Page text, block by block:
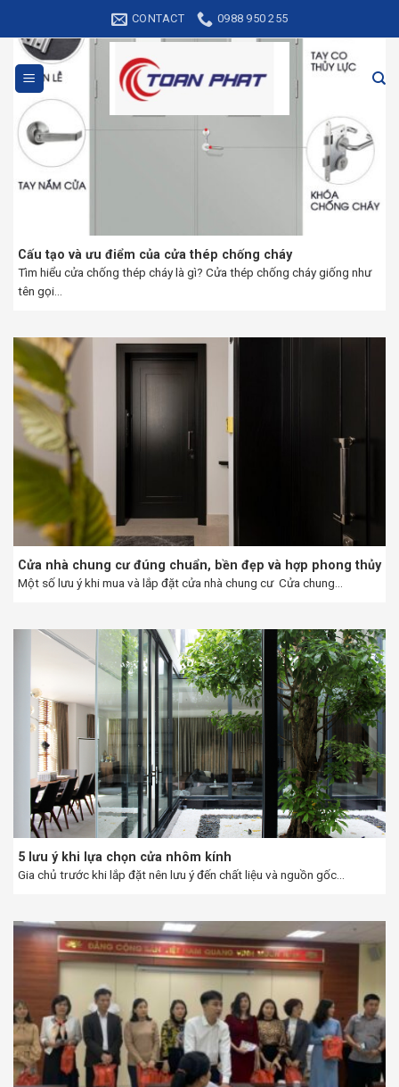
content
CONTACT 0988 950 255
Cấu tạo và ưu điểm của cửa thép chống cháy
Tìm hiểu cửa chống thép cháy là gì? Cửa thép chống cháy giống như
tên gọi...
Cửa nhà chung cư đúng chuẩn, bền đẹp và hợp phong thủy
Một số lưu ý khi mua và lắp đặt cửa nhà chung cư Cửa chung...
5 lưu ý khi lựa chọn cửa nhôm kính
Gia chủ trước khi lắp đặt nên lưu ý đến chất liệu và nguồn gốc...